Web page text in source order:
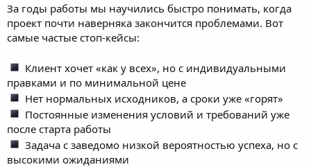
За годы работы мы научились быстро понимать, когда
проект почти наверняка закончится проблемами. Вот
самые частые стоп-кейсы:
Клиент хочет «как у всех», но с индивидуальными
правками и по минимальной цене
Нет нормальных исходников, а сроки уже «горят»
Постоянные изменения условий и требований уже
после старта работы
Задача с заведомо низкой вероятностью успеха, но с
высокими ожиданиями